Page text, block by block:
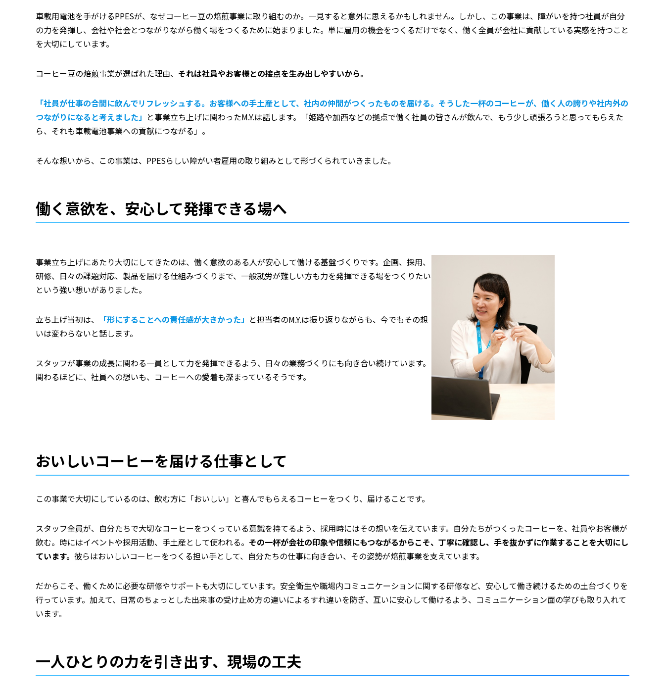
車載用電池を手がけるPPESが、なぜコーヒー豆の焙煎事業に取り組むのか。一見すると意外に思えるかもしれません。しかし、この事業は、障がいを持つ社員が自分
の力を発揮し、会社や社会とつながりながら働く場をつくるために始まりました。単に雇用の機会をつくるだけでなく、働く全員が会社に貢献している実感を持つこと
を大切にしています。
コーヒー豆の焙煎事業が選ばれた理由、 それは社員やお客様との接点を生み出しやすいから。
「社員が仕事の合間に飲んでリフレッシュする。お客様への手土産として、社内の仲間がつくったものを届ける。そうした一杯のコーヒーが、働く人の誇りや社内外の
つながりになると考えました」 と事業立ち上げに関わったM.Y.は話します。「姫路や加西などの拠点で働く社員の皆さんが飲んで、もう少し頑張ろうと思ってもらえた
ら、それも車載電池事業への貢献につながる」。
そんな想いから、この事業は、PPESらしい障がい者雇用の取り組みとして形づくられていきました。
働く意欲を、安心して発揮できる場へ
事業立ち上げにあたり大切にしてきたのは、働く意欲のある人が安心して働ける基盤づくりです。企画、採用、
研修、日々の課題対応、製品を届ける仕組みづくりまで、一般就労が難しい方も力を発揮できる場をつくりたい
という強い想いがありました。
立ち上げ当初は、 「形にすることへの責任感が大きかった」 と担当者のM.Y.は振り返りながらも、今でもその想
いは変わらないと話します。
スタッフが事業の成長に関わる一員として力を発揮できるよう、日々の業務づくりにも向き合い続けています。
関わるほどに、社員への想いも、コーヒーへの愛着も深まっているそうです。
おいしいコーヒーを届ける仕事として
この事業で大切にしているのは、飲む方に「おいしい」と喜んでもらえるコーヒーをつくり、届けることです。
スタッフ全員が、自分たちで大切なコーヒーをつくっている意識を持てるよう、採用時にはその想いを伝えています。自分たちがつくったコーヒーを、社員やお客様が
飲む。時にはイベントや採用活動、手土産として使われる。 その一杯が会社の印象や信頼にもつながるからこそ、丁寧に確認し、手を抜かずに作業することを大切にし
ています。 彼らはおいしいコーヒーをつくる担い手として、自分たちの仕事に向き合い、その姿勢が焙煎事業を支えています。
だからこそ、働くために必要な研修やサポートも大切にしています。安全衛生や職場内コミュニケーションに関する研修など、安心して働き続けるための土台づくりを
行っています。加えて、日常のちょっとした出来事の受け止め方の違いによるすれ違いを防ぎ、互いに安心して働けるよう、コミュニケーション面の学びも取り入れて
います。
一人ひとりの力を引き出す、現場の工夫